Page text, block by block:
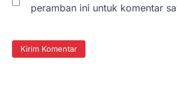
peramban ini untuk komentar